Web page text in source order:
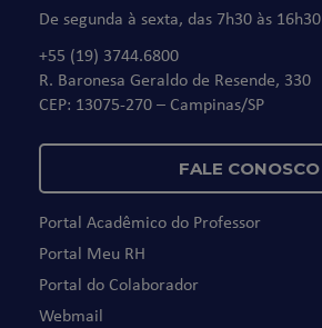
De segunda à sexta, das 7h30 às 16h30
+55 (19) 3744.6800
R. Baronesa Geraldo de Resende, 330
CEP: 13075-270 – Campinas/SP
FALE CONOSCO
Portal Acadêmico do Professor
Portal Meu RH
Portal do Colaborador
Webmail